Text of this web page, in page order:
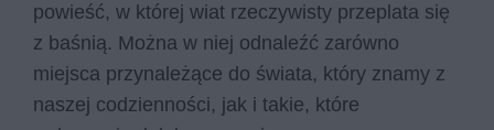
powieść, w której wiat rzeczywisty przeplata się
z baśnią. Można w niej odnaleźć zarówno
miejsca przynależące do świata, który znamy z
naszej codzienności, jak i takie, które